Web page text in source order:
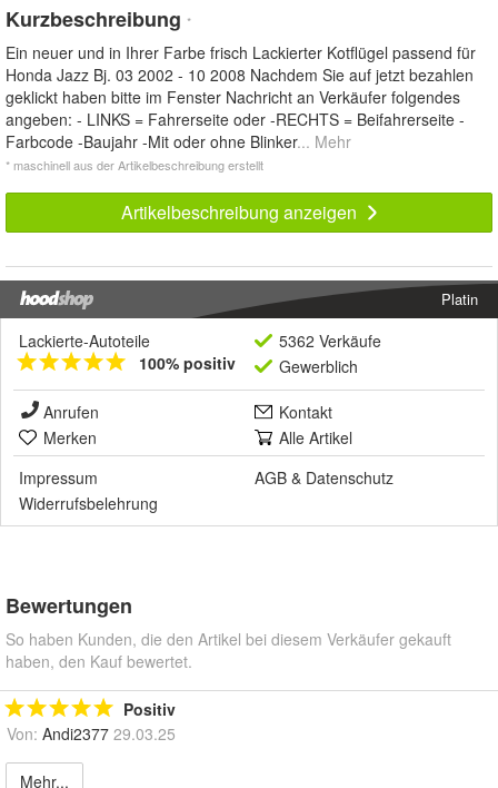
Kurzbeschreibung *
Ein neuer und in Ihrer Farbe frisch Lackierter Kotflügel passend für
Honda Jazz Bj. 03 2002 - 10 2008 Nachdem Sie auf jetzt bezahlen
geklickt haben bitte im Fenster Nachricht an Verkäufer folgendes
angeben: - LINKS = Fahrerseite oder -RECHTS = Beifahrerseite -
Farbcode -Baujahr -Mit oder ohne Blinker... Mehr
* maschinell aus der Artikelbeschreibung erstellt
Artikelbeschreibung anzeigen
Platin
Lackierte-Autoteile
100% positiv
5362 Verkäufe
Gewerblich
Anrufen
Kontakt
Merken
Alle Artikel
Impressum
AGB & Datenschutz
Widerrufsbelehrung
Bewertungen
So haben Kunden, die den Artikel bei diesem Verkäufer gekauft
haben, den Kauf bewertet.
Positiv
Von: Andi2377 29.03.25
Mehr...